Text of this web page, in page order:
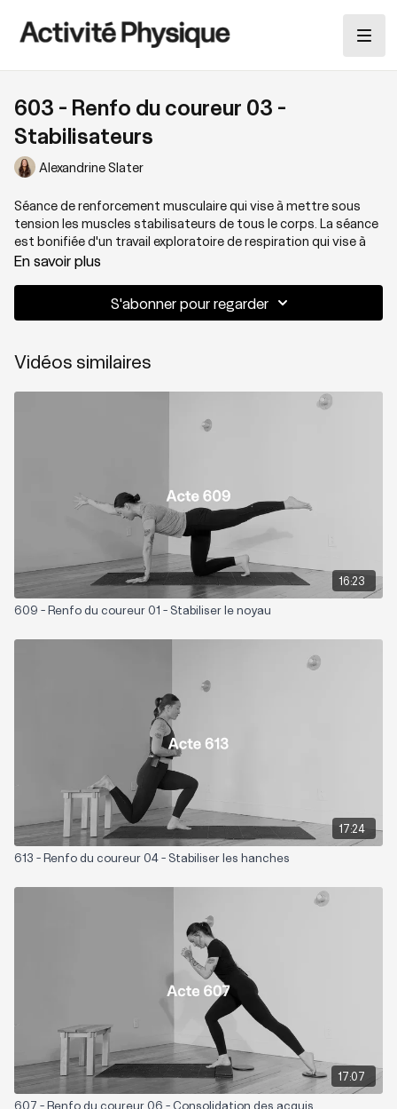
603 - Renfo du coureur 03 -
Stabilisateurs
Alexandrine Slater
Séance de renforcement musculaire qui vise à mettre sous
tension les muscles stabilisateurs de tous le corps. La séance
est bonifiée d'un travail exploratoire de respiration qui vise à
éveiller les sens afin d'affronter un entraînement avec aplomb.
Zones sollicitées : Tout le corps
En savoir plus
S'abonner pour regarder
Vidéos similaires
16:23
609 - Renfo du coureur 01 - Stabiliser le noyau
17:24
613 - Renfo du coureur 04 - Stabiliser les hanches
17:07
607 - Renfo du coureur 06 - Consolidation des acquis